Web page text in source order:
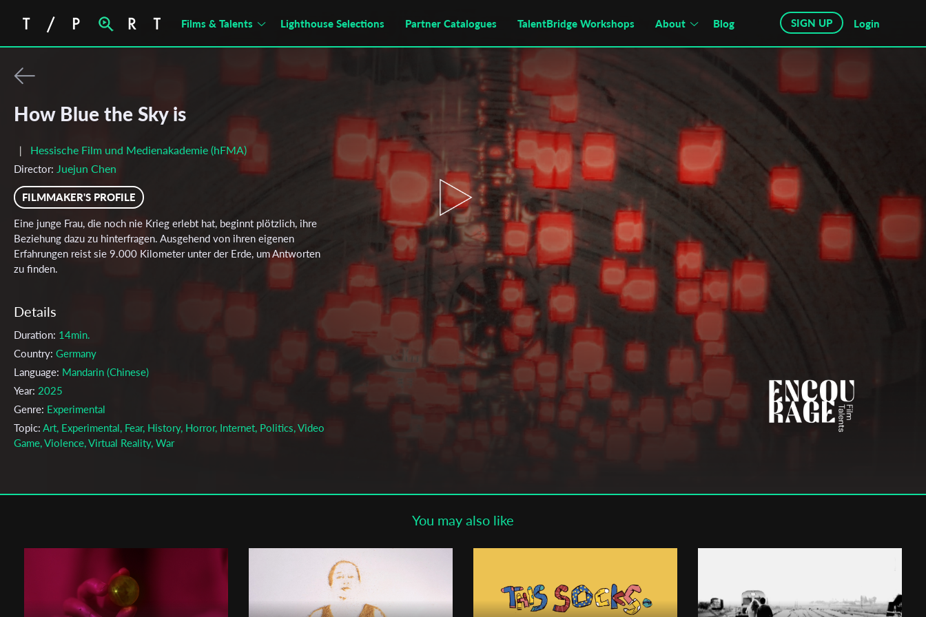
Films & Talents Lighthouse Selections Partner Catalogues TalentBridge Workshops About Blog SIGN UP Login
How Blue the Sky is
| Hessische Film und Medienakademie (hFMA)
Director: Juejun Chen
FILMMAKER'S PROFILE
Eine junge Frau, die noch nie Krieg erlebt hat, beginnt plötzlich, ihre
Beziehung dazu zu hinterfragen. Ausgehend von ihren eigenen
Erfahrungen reist sie 9.000 Kilometer unter der Erde, um Antworten
zu finden.
Details
Duration: 14min.
Country: Germany
Language: Mandarin (Chinese)
Year: 2025
Genre: Experimental
Topic: Art, Experimental, Fear, History, Horror, Internet, Politics, Video
Game, Violence, Virtual Reality, War
Cast & Crew
Malik Agahzy Rahaji
Juejun Chen
Cat Woywood
You may also like
Subscribe to the T-Port
newsletter
Email Address